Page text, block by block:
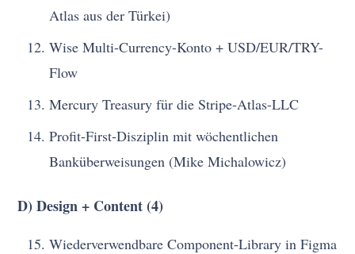
Atlas aus der Türkei)
Wise Multi-Currency-Konto + USD/EUR/TRY-
Flow
Mercury Treasury für die Stripe-Atlas-LLC
Profit-First-Disziplin mit wöchentlichen
Banküberweisungen (Mike Michalowicz)
D) Design + Content (4)
Wiederverwendbare Component-Library in Figma